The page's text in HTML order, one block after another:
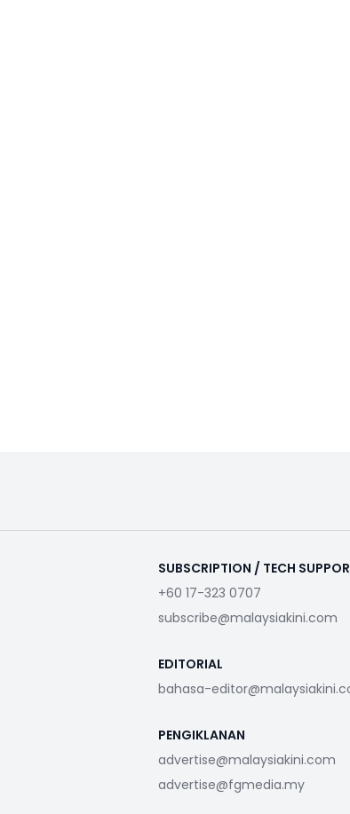
SUBSCRIPTION / TECH
+60 17-323 0707
subscribe@malaysiakini.com
EDITORIAL
bahasa-
PENGIKLANAN
advertise@malaysiakini.com
advertise@fgmedia.my